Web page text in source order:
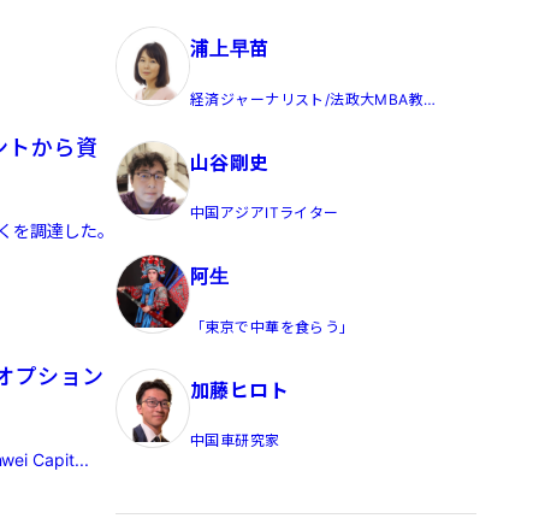
から資
調達した。
プション
Capit...
浦上早苗
経済ジャーナリスト/法政大MBA教
山谷剛史
中国アジアITライター
阿生
「東京で中華を食らう」
加藤ヒロト
中国車研究家